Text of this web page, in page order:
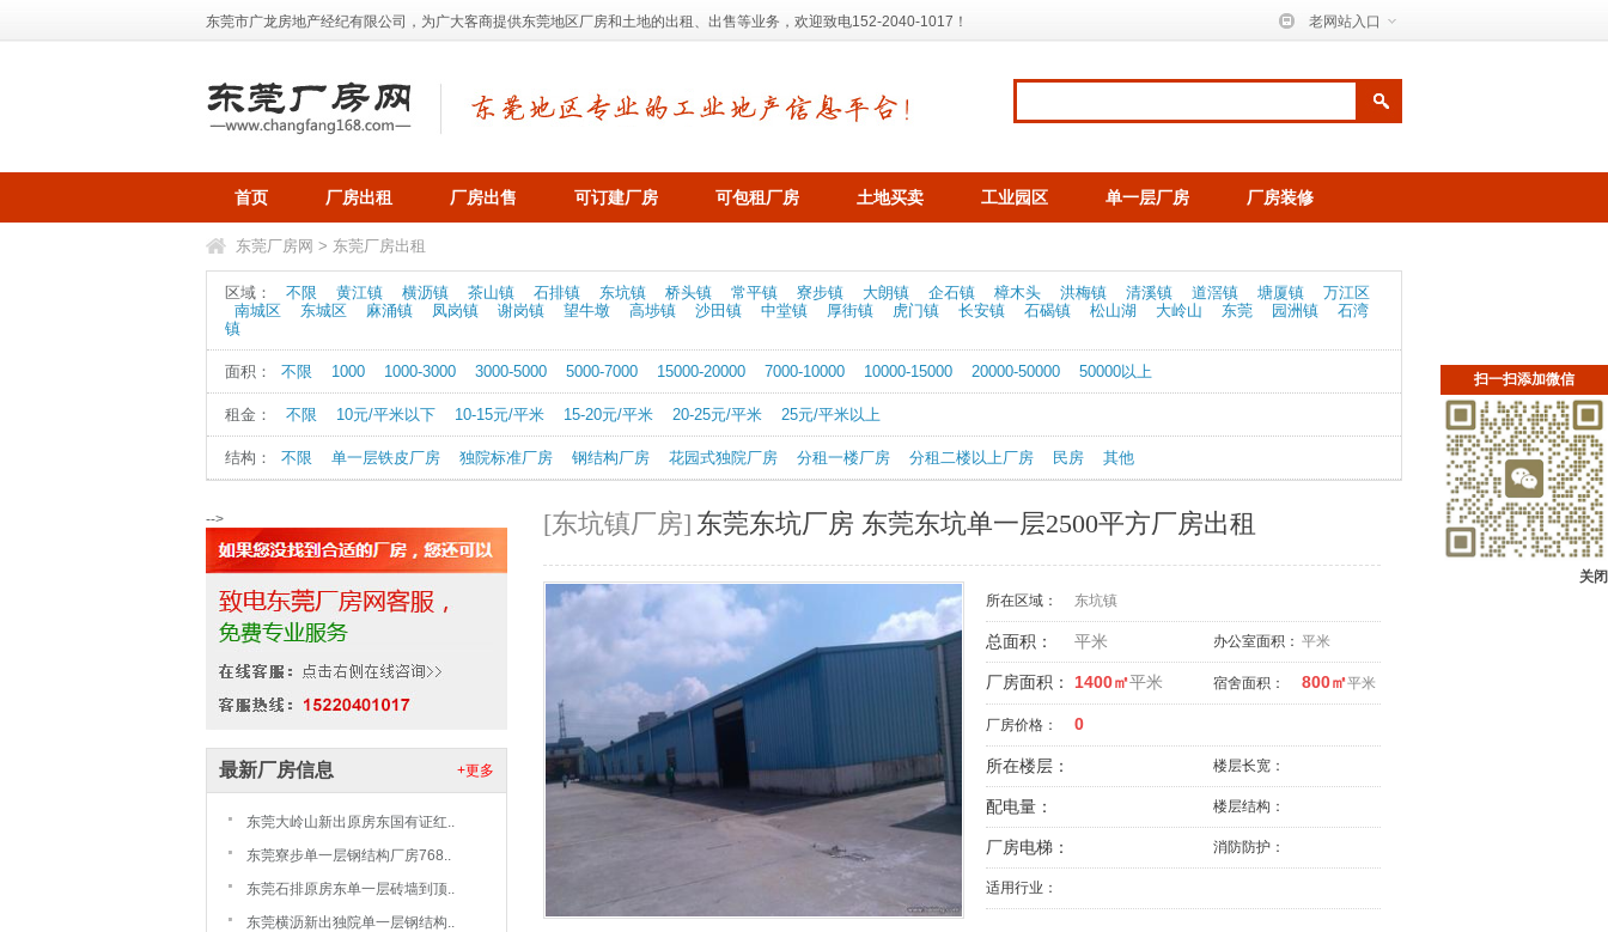
老网站入口
东莞市广龙房地产经纪有限公司，为广大客商提供东莞地区厂房和土地的出租、出售等业务，欢迎致电152-2040-1017！
首页 厂房出租 厂房出售 可订建厂房 可包租厂房 土地买卖 工业园区 单一层厂房 厂房装修
东莞厂房网 > 东莞厂房出租
区域： 不限 黄江镇 横沥镇 茶山镇 石排镇 东坑镇 桥头镇 常平镇 寮步镇 大朗镇 企石镇 樟木头 洪梅镇 清溪镇 道滘镇 塘厦镇
万江区
南城区
东城区 麻涌镇 凤岗镇 谢岗镇 望牛墩 高埗镇 沙田镇 中堂镇 厚街镇 虎门镇 长安镇 石碣镇 松山湖 大岭山 东莞 园洲镇
石湾
镇
面积： 不限 1000 1000-3000 3000-5000 5000-7000 15000-20000 7000-10000 10000-15000 20000-50000 50000以上
租金： 不限 10元/平米以下 10-15元/平米 15-20元/平米 20-25元/平米 25元/平米以上
结构： 不限 单一层铁皮厂房 独院标准厂房 钢结构厂房 花园式独院厂房 分租一楼厂房 分租二楼以上厂房 民房 其他
-->
+更多
最新厂房信息
东莞大岭山新出原房东国有证红..
东莞寮步单一层钢结构厂房768..
东莞石排原房东单一层砖墙到顶..
东莞横沥新出独院单一层钢结构..
[东坑镇厂房] 东莞东坑厂房 东莞东坑单一层2500平方厂房出租
所在区域： 东坑镇
总面积： 平米 办公室面积： 平米
厂房面积： 1400㎡平米 宿舍面积： 800㎡平米
厂房价格： 0
所在楼层： 楼层长宽：
配电量： 楼层结构：
厂房电梯： 消防防护：
适用行业：
扫一扫添加微信
关闭